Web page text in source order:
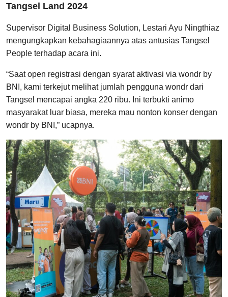
Tangsel Land 2024
Supervisor Digital Business Solution, Lestari Ayu Ningthiaz
mengungkapkan kebahagiaannya atas antusias Tangsel
People terhadap acara ini.
“Saat open registrasi dengan syarat aktivasi via wondr by
BNI, kami terkejut melihat jumlah pengguna wondr dari
Tangsel mencapai angka 220 ribu. Ini terbukti animo
masyarakat luar biasa, mereka mau nonton konser dengan
wondr by BNI,” ucapnya.